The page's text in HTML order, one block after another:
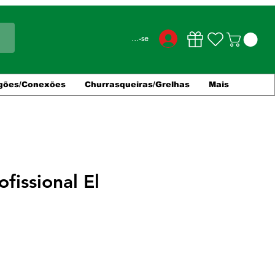
Conecte-se
Conexões Churrasqueiras/Grelhas Mais
El